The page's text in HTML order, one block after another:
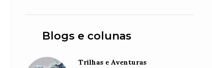
Blogs e colunas
Trilhas e Aventuras